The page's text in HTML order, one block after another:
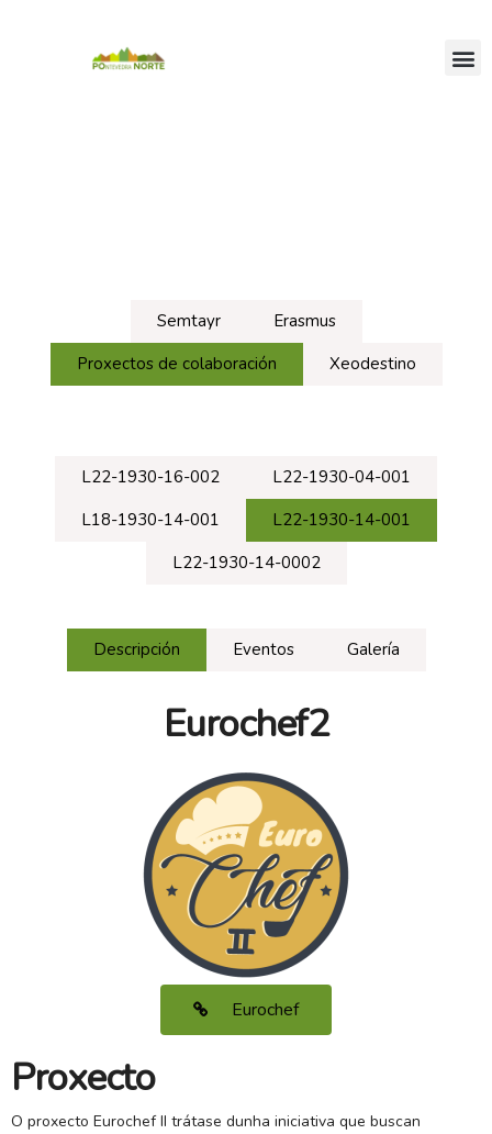
Semtayr
Erasmus
Proxectos de colaboración
Xeodestino
L22-1930-16-002
L22-1930-04-001
L18-1930-14-001
L22-1930-14-001
L22-1930-14-0002
Descripción Eventos Galería
Eurochef2
Eurochef
Proxecto
O proxecto Eurochef II trátase dunha iniciativa que buscan